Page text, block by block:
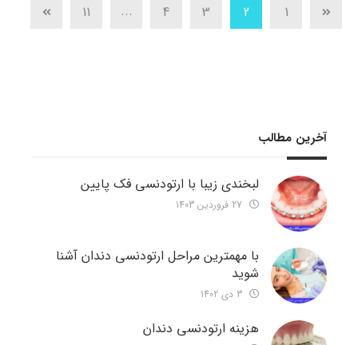
1
2
3
4
...
11
آخرین مطالب
لبخندی زیبا با ارتودنسی فک پایین
با مهمترین مراحل ارتودنسی دندان آشنا
شوید
هزینه ارتودنسی دندان